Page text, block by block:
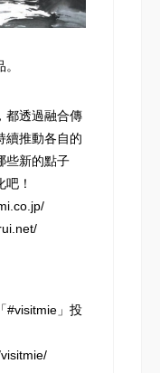
都透過融合傳
續推動各自的
些新的點子
！
#visitmie」投